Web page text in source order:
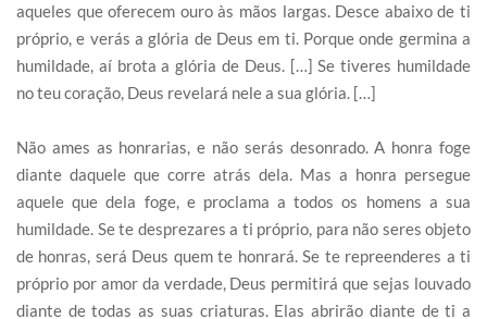
aqueles que oferecem ouro às mãos largas. Desce abaixo de ti
próprio, e verás a glória de Deus em ti. Porque onde germina a
humildade, aí brota a glória de Deus. […] Se tiveres humildade
no teu coração, Deus revelará nele a sua glória. […]
Não ames as honrarias, e não serás desonrado. A honra foge
diante daquele que corre atrás dela. Mas a honra persegue
aquele que dela foge, e proclama a todos os homens a sua
humildade. Se te desprezares a ti próprio, para não seres objeto
de honras, será Deus quem te honrará. Se te repreenderes a ti
próprio por amor da verdade, Deus permitirá que sejas louvado
diante de todas as suas criaturas. Elas abrirão diante de ti a